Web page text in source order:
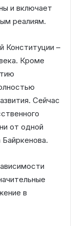
и включает
реалиям.
Конституции –
Кроме
Сейчас
от одной
в